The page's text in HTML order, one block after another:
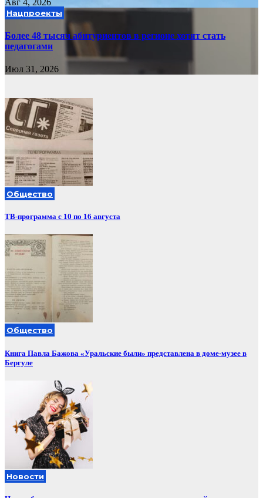
Нацпроекты
Более 48 тысяч абитуриентов в регионе хотят стать
педагогами
Июл 31, 2026
Общество
ТВ-программа с 10 по 16 августа
Общество
Книга Павла Бажова «Уральские были» представлена в доме-музее в
Бергуле
Новости